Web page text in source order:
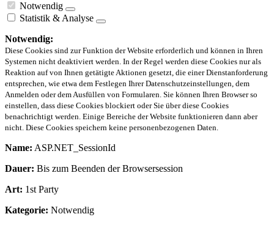
Notwendig
Statistik & Analyse
Notwendig:
Diese Cookies sind zur Funktion der Website erforderlich und können in Ihren
Systemen nicht deaktiviert werden. In der Regel werden diese Cookies nur als
Reaktion auf von Ihnen getätigte Aktionen gesetzt, die einer Dienstanforderung
entsprechen, wie etwa dem Festlegen Ihrer Datenschutzeinstellungen, dem
Anmelden oder dem Ausfüllen von Formularen. Sie können Ihren Browser so
einstellen, dass diese Cookies blockiert oder Sie über diese Cookies
benachrichtigt werden. Einige Bereiche der Website funktionieren dann aber
nicht. Diese Cookies speichern keine personenbezogenen Daten.
Name: ASP.NET_SessionId
Dauer: Bis zum Beenden der Browsersession
Art: 1st Party
Kategorie: Notwendig